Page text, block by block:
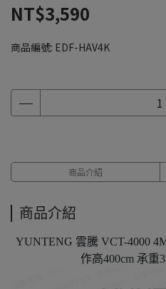
NT$3,590
商品編號: EDF-HAV4K
商品介紹
商品介紹
YUNTENG 雲騰 VCT-4000
作高400cm 承重